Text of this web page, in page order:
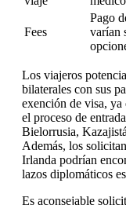
Fees
Pago
varían
Los viajeros
bilaterales con sus
exención de visa,
el proceso de
Bielorrusia,
Además, los
Irlanda podrían
lazos diplomáticos
Es aconsejable